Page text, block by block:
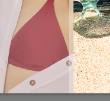
las monturas